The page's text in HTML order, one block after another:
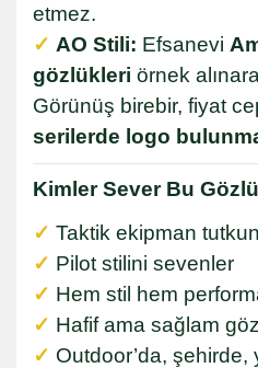
etmez.
✓ AO Stili: Efsanevi
gözlükleri örnek
Görünüş birebir, fiyat
serilerde logo
Kimler Sever Bu
✓ Taktik ekipman
✓ Pilot stilini sevenler
✓ Hem stil hem
✓ Hafif ama sağlam
✓ Outdoor’da, şehirde,